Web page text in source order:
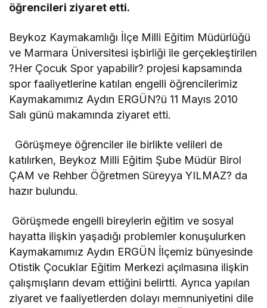
öğrencileri ziyaret etti.
Beykoz Kaymakamlığı İlçe Milli Eğitim Müdürlüğü
ve Marmara Üniversitesi işbirliği ile gerçekleştirilen
?Her Çocuk Spor yapabilir? projesi kapsamında
spor faaliyetlerine katılan engelli öğrencilerimiz
Kaymakamımız Aydın ERGÜN?ü 11 Mayıs 2010
Salı günü makamında ziyaret etti.
Görüşmeye öğrenciler ile birlikte velileri de
katılırken, Beykoz Milli Eğitim Şube Müdür Birol
ÇAM ve Rehber Öğretmen Süreyya YILMAZ? da
hazır bulundu.
Görüşmede engelli bireylerin eğitim ve sosyal
hayatta ilişkin yaşadığı problemler konuşulurken
Kaymakamımız Aydın ERGÜN İlçemiz bünyesinde
Otistik Çocuklar Eğitim Merkezi açılmasına ilişkin
çalışmışların devam ettiğini belirtti. Ayrıca yapılan
ziyaret ve faaliyetlerden dolayı memnuniyetini dile